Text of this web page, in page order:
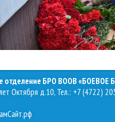
отделение БРО ВООВ «БОЕВОЕ
Октября д.10, Тел.: +7 (4722)